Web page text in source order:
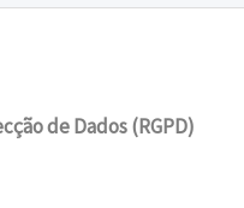
de Dados (RGPD)